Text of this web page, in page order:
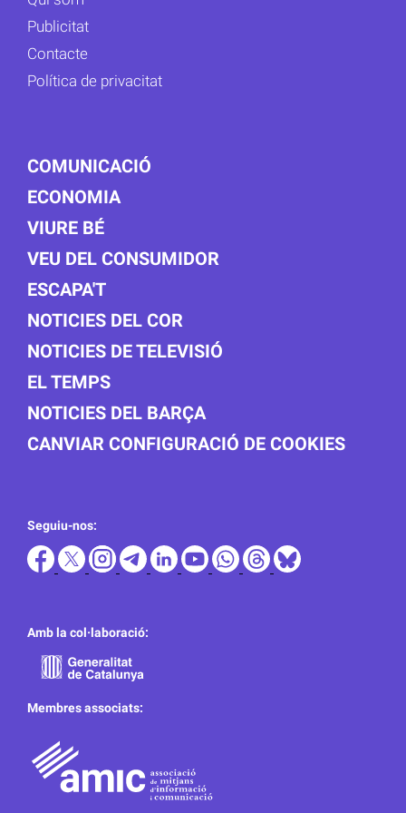
Publicitat
Contacte
Política de privacitat
COMUNICACIÓ
ECONOMIA
VIURE BÉ
VEU DEL CONSUMIDOR
ESCAPA'T
NOTICIES DEL COR
NOTICIES DE TELEVISIÓ
EL TEMPS
NOTICIES DEL BARÇA
CANVIAR CONFIGURACIÓ DE COOKIES
Seguiu-nos:
Amb la col·laboració:
Membres associats: